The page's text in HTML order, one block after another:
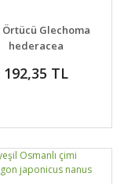
Örtücü Glechoma
hederacea
Örtücü Bitki | 7
192,35 TL